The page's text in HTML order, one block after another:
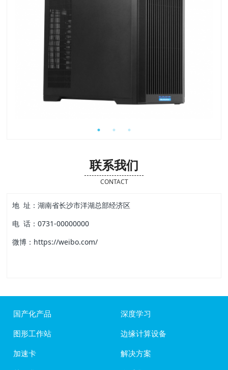
联系我们
CONTACT
地 址：湖南省长沙市洋湖总部经济区
电 话：0731-00000000
微博：https://weibo.com/
国产化产品
深度学习
图形工作站
边缘计算设备
加速卡
解决方案